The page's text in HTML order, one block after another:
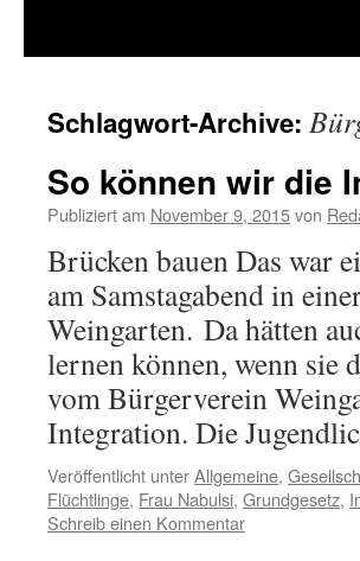
Schlagwort-Archive:
So können wir die
Publiziert am November 9, 2015von
Brücken bauen Das war
am Samstagabend in
Weingarten. Da hätten
lernen können, wenn sie
vom Bürgerverein
Integration. Die
Veröffentlicht unterAllgemeine,
Flüchtlinge, Frau Nabulsi, Grundgesetz,
Schreib einen Kommentar